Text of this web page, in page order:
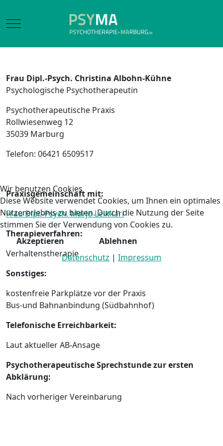
Mobile Menu Toggle
Frau Dipl.-Psych. Christina Albohn-Kühne
Psychologische Psychotherapeutin
Psychotherapeutische Praxis
Rollwiesenweg 12
35039 Marburg
Telefon: 06421 6509517
Praxisgemeinschaft mit:
Frau Dipl.-Psych. Marjo Leikkari
Therapieverfahren:
Verhaltenstherapie
Sonstiges:
kostenfreie Parkplätze vor der Praxis
Bus-und Bahnanbindung (Südbahnhof)
Telefonische Erreichbarkeit:
Laut aktueller AB-Ansage
Psychotherapeutische Sprechstunde zur ersten
Abklärung:
Nach vorheriger Vereinbarung
Wir benutzen Cookies
Diese Website verwendet Cookies, um Ihnen ein optimales
Nutzererlebnis zu bieten. Durch die Nutzung der Seite
stimmen Sie der Verwendung von Cookies zu.
Akzeptieren
Ablehnen
Datenschutz | Impressum